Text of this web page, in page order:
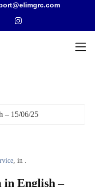
, in .
in English –